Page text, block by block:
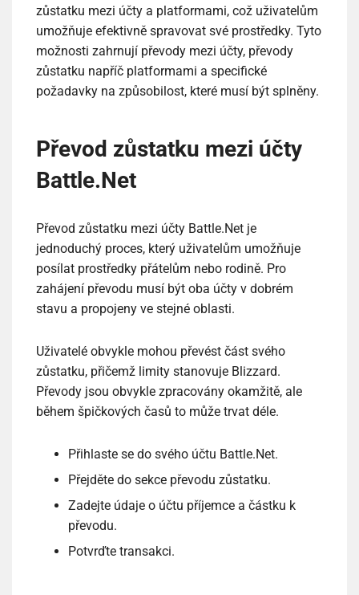
zůstatku mezi účty a platformami, což uživatelům
umožňuje efektivně spravovat své prostředky. Tyto
možnosti zahrnují převody mezi účty, převody
zůstatku napříč platformami a specifické
požadavky na způsobilost, které musí být splněny.
Převod zůstatku mezi účty
Battle.Net
Převod zůstatku mezi účty Battle.Net je
jednoduchý proces, který uživatelům umožňuje
posílat prostředky přátelům nebo rodině. Pro
zahájení převodu musí být oba účty v dobrém
stavu a propojeny ve stejné oblasti.
Uživatelé obvykle mohou převést část svého
zůstatku, přičemž limity stanovuje Blizzard.
Převody jsou obvykle zpracovány okamžitě, ale
během špičkových časů to může trvat déle.
Přihlaste se do svého účtu Battle.Net.
Přejděte do sekce převodu zůstatku.
Zadejte údaje o účtu příjemce a částku k
převodu.
Potvrďte transakci.